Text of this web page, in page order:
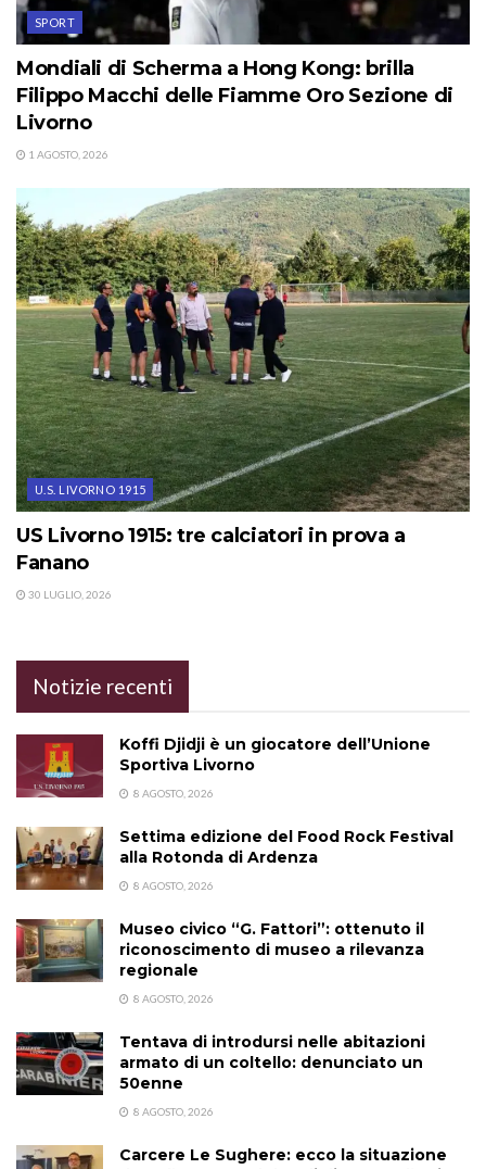
SPORT
Mondiali di Scherma a Hong Kong: brilla
Filippo Macchi delle Fiamme Oro Sezione di
Livorno
1 AGOSTO, 2026
U.S. LIVORNO 1915
US Livorno 1915: tre calciatori in prova a
Fanano
30 LUGLIO, 2026
Notizie recenti
Koffi Djidji è un giocatore dell’Unione
Sportiva Livorno
8 AGOSTO, 2026
Settima edizione del Food Rock Festival
alla Rotonda di Ardenza
8 AGOSTO, 2026
Museo civico “G. Fattori”: ottenuto il
riconoscimento di museo a rilevanza
regionale
8 AGOSTO, 2026
Tentava di introdursi nelle abitazioni
armato di un coltello: denunciato un
50enne
8 AGOSTO, 2026
Carcere Le Sughere: ecco la situazione